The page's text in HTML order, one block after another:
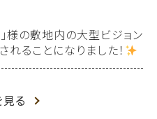
の敷地内の大型ビジョン
ることになりました！
る